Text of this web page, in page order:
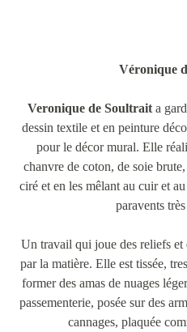
Véronique
Veronique de Soultrait a
dessin textile et en peinture
pour le décor mural. Elle
chanvre de coton, de soie
ciré et en les mêlant au cuir et
paravents
Un travail qui joue des reliefs et
par la matière. Elle est tissée,
former des amas de nuages
passementerie, posée sur des
cannages, plaquée